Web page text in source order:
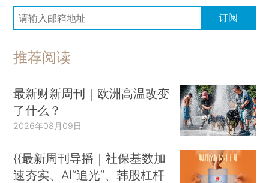
订阅
推荐阅读
最新财新周刊｜欧洲高温改变
了什么？
2026年08月09日
{{最新周刊导播｜社保基数加
速夯实、AI“追光”、韩股杠杆